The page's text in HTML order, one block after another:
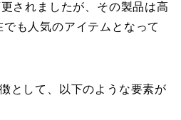
されましたが、その製品は高
も人気のアイテムとなって
として、以下のような要素が